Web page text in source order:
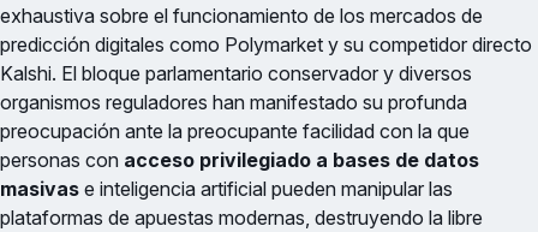
exhaustiva sobre el funcionamiento de los mercados de
predicción digitales como Polymarket y su competidor directo
Kalshi. El bloque parlamentario conservador y diversos
organismos reguladores han manifestado su profunda
preocupación ante la preocupante facilidad con la que
personas con acceso privilegiado a bases de datos
masivas e inteligencia artificial pueden manipular las
plataformas de apuestas modernas, destruyendo la libre